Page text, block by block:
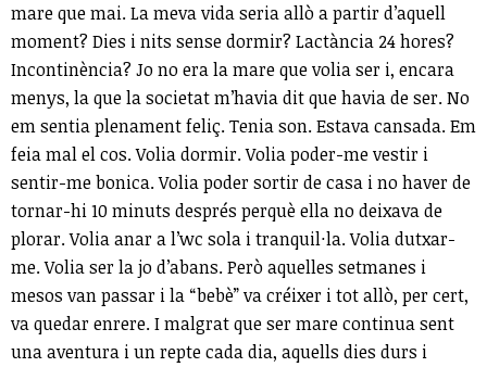
mare que mai. La meva vida seria allò a partir d’aquell
moment? Dies i nits sense dormir? Lactància 24 hores?
Incontinència? Jo no era la mare que volia ser i, encara
menys, la que la societat m’havia dit que havia de ser. No
em sentia plenament feliç. Tenia son. Estava cansada. Em
feia mal el cos. Volia dormir. Volia poder-me vestir i
sentir-me bonica. Volia poder sortir de casa i no haver de
tornar-hi 10 minuts després perquè ella no deixava de
plorar. Volia anar a l’wc sola i tranquil·la. Volia dutxar-
me. Volia ser la jo d’abans. Però aquelles setmanes i
mesos van passar i la “bebè” va créixer i tot allò, per cert,
va quedar enrere. I malgrat que ser mare continua sent
una aventura i un repte cada dia, aquells dies durs i